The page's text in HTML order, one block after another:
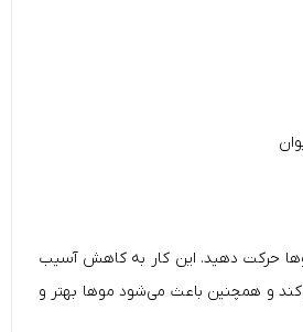
حرکت دهید. این کار به کاهش آسیب
و همچنین باعث می‌شود موها بهتر و